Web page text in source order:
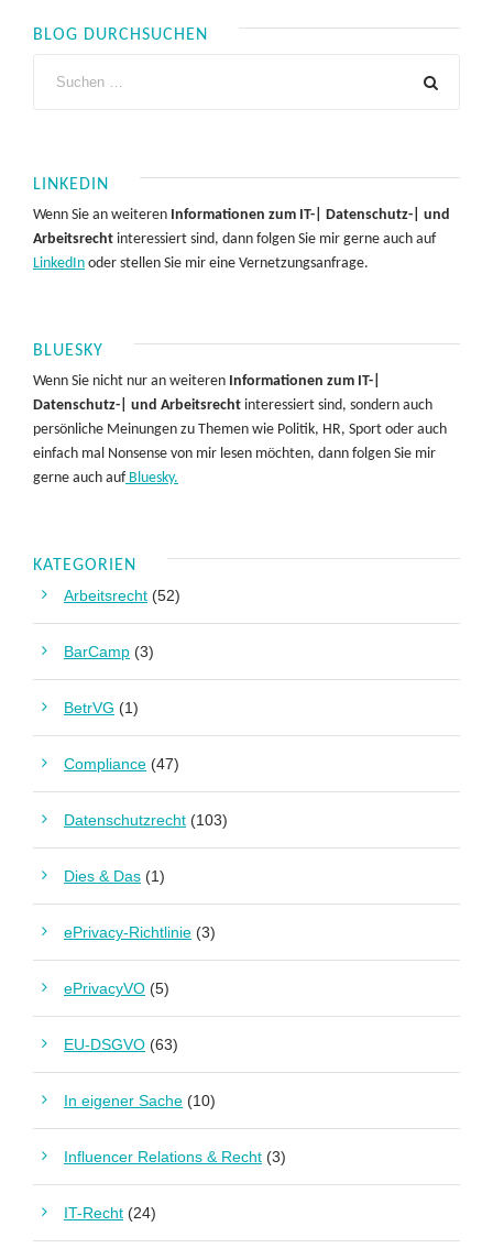
BLOG DURCHSUCHEN
LINKEDIN
Wenn Sie an weiteren Informationen zum IT-| Datenschutz-| und
Arbeitsrecht interessiert sind, dann folgen Sie mir gerne auch auf
LinkedIn oder stellen Sie mir eine Vernetzungsanfrage.
BLUESKY
Wenn Sie nicht nur an weiteren Informationen zum IT-|
Datenschutz-| und Arbeitsrecht interessiert sind, sondern auch
persönliche Meinungen zu Themen wie Politik, HR, Sport oder auch
einfach mal Nonsense von mir lesen möchten, dann folgen Sie mir
gerne auch aufBluesky.
KATEGORIEN
Arbeitsrecht (52)
BarCamp (3)
BetrVG (1)
Compliance (47)
Datenschutzrecht (103)
Dies & Das (1)
ePrivacy-Richtlinie (3)
ePrivacyVO (5)
EU-DSGVO (63)
In eigener Sache (10)
Influencer Relations & Recht (3)
IT-Recht (24)